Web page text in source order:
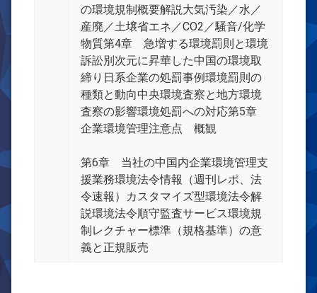
の環境規制概要解説大気汚染／水／
産廃／土壌省エネ／CO2／騒音/化学
物質第4章 急増する環境罰則と環境
訴訟別次元に昇華した中国の環境取
締り日系企業の処罰事例環境罰則の
種類と動向中央環境査察と地方環境
査察の影響環境処罰への対応第5章
企業環境管理注意点 概観
第6章 当社の中国内企業環境管理支
援業務環境法令情報（週刊レポ、法
令速報）カスタマイズ型環境法令解
説環境法令順守監査サービス環境規
制レクチャー標準（規格基準）の意
義と正規販売